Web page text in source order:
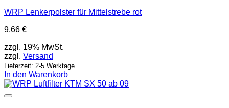
WRP Lenkerpolster für Mittelstrebe rot
9,66 €
zzgl. 19% MwSt.
zzgl. Versand
Lieferzeit: 2-5 Werktage
In den Warenkorb